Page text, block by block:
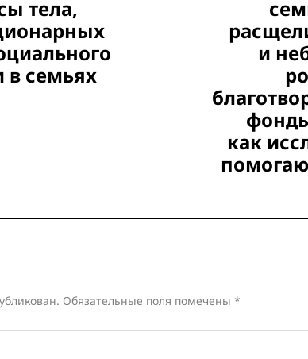
тела,
в семьях
и
как
Обязательные поля помечены *